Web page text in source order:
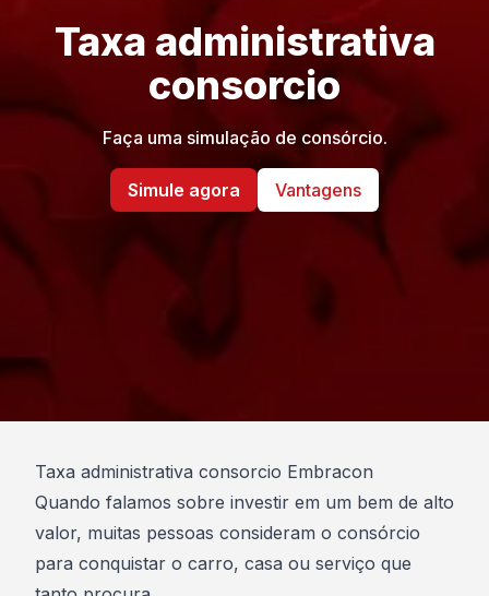
Taxa administrativa
consorcio
Faça uma simulação de consórcio.
Simule agora Vantagens
Taxa administrativa consorcio Embracon
Quando falamos sobre investir em um bem de alto
valor, muitas pessoas consideram o consórcio
para conquistar o carro, casa ou serviço que